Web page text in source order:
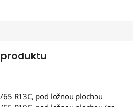
R13C, pod ložnou plochou